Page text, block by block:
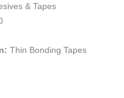
& Tapes
Thin Bonding Tapes